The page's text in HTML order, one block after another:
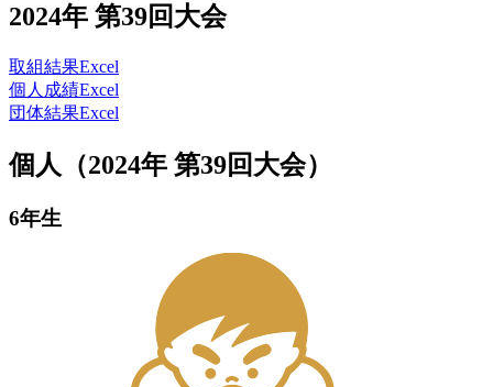
2024年 第39回大会
取組結果Excel
個人成績Excel
団体結果Excel
個人（2024年 第39回大会）
6年生